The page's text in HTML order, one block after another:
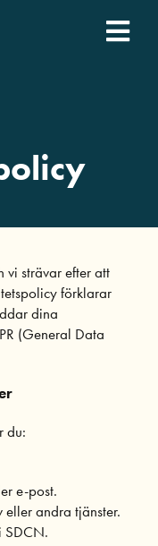
vi strävar efter att
förklarar
dina
(General Data
du:
e-post.
eller andra tjänster.
SDCN.